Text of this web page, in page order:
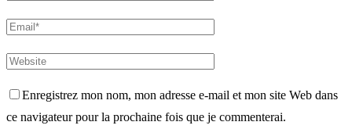
Enregistrez mon nom, mon adresse e-mail et mon site Web dans
ce navigateur pour la prochaine fois que je commenterai.